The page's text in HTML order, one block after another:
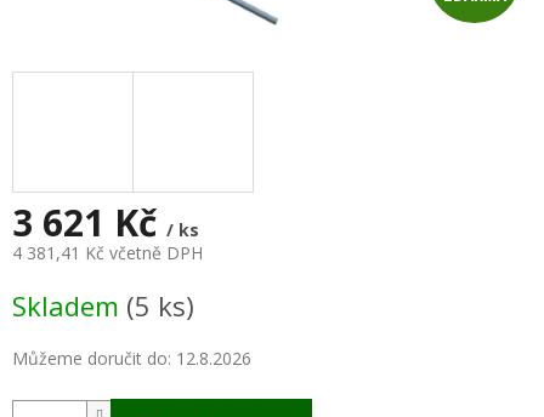
D
3 621 Kč / ks
4 381,41 Kč včetně DPH
cena:
Skladem (5 ks)
Můžeme doručit do: 12.8.2026